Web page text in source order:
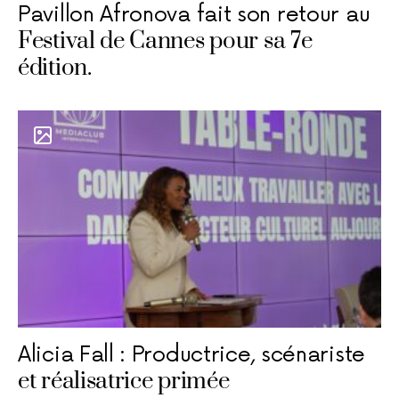
Pavillon Afronova fait son retour au
Festival de Cannes pour sa 7e
édition.
Alicia Fall : Productrice, scénariste
et réalisatrice primée